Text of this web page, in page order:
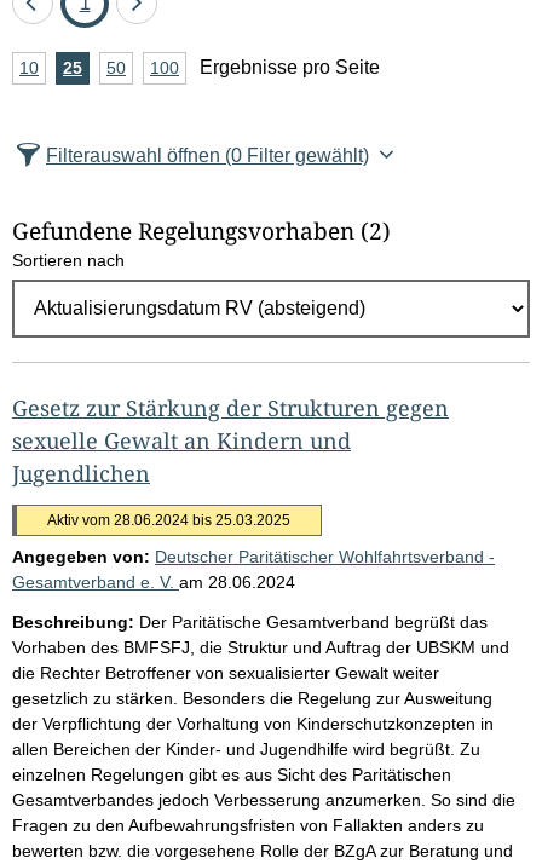
zurück
vor
A
z
l
E
g
e
b
n
i
s
s
e
p
r
o
S
e
i
t
e
10Ergebnisse
25Ergebnisse
50Ergebnisse
100Ergebnisse
Ergebnisse pro Seite
Filterauswahl öffnen (0 Filter gewählt)
Gefundene Regelungsvorhaben (2)
Sortieren nach
Gesetz zur Stärkung der Strukturen gegen
sexuelle Gewalt an Kindern und
Jugendlichen
Aktiv vom 28.06.2024 bis 25.03.2025
Angegeben von: Deutscher Paritätischer Wohlfahrtsverband -
Gesamtverband e. V. am 28.06.2024
Beschreibung: Der Paritätische Gesamtverband begrüßt das
Vorhaben des BMFSFJ, die Struktur und Auftrag der UBSKM und
die Rechter Betroffener von sexualisierter Gewalt weiter
gesetzlich zu stärken. Besonders die Regelung zur Ausweitung
der Verpflichtung der Vorhaltung von Kinderschutzkonzepten in
allen Bereichen der Kinder- und Jugendhilfe wird begrüßt. Zu
einzelnen Regelungen gibt es aus Sicht des Paritätischen
Gesamtverbandes jedoch Verbesserung anzumerken. So sind die
Fragen zu den Aufbewahrungsfristen von Fallakten anders zu
bewerten bzw. die vorgesehene Rolle der BZgA zur Beratung und